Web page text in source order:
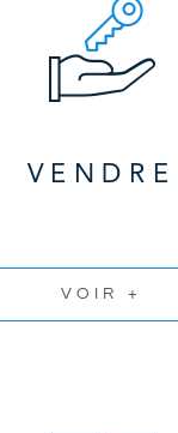
VENDRE
VOIR +